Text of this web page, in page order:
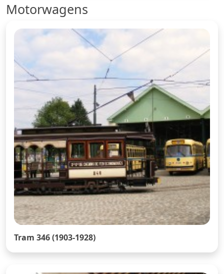
Motorwagens
Tram 346 (1903-1928)